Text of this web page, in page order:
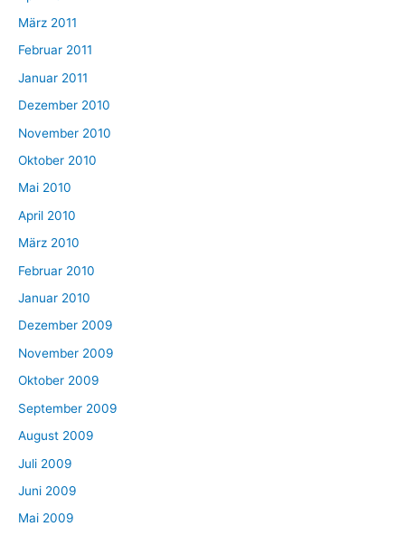
März 2011
Februar 2011
Januar 2011
Dezember 2010
November 2010
Oktober 2010
Mai 2010
April 2010
März 2010
Februar 2010
Januar 2010
Dezember 2009
November 2009
Oktober 2009
September 2009
August 2009
Juli 2009
Juni 2009
Mai 2009